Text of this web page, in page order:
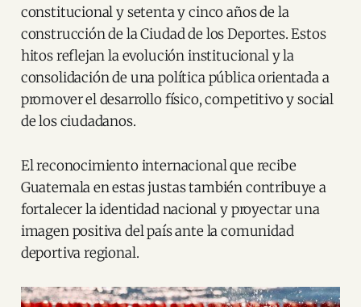
constitucional y setenta y cinco años de la
construcción de la Ciudad de los Deportes. Estos
hitos reflejan la evolución institucional y la
consolidación de una política pública orientada a
promover el desarrollo físico, competitivo y social
de los ciudadanos.
El reconocimiento internacional que recibe
Guatemala en estas justas también contribuye a
fortalecer la identidad nacional y proyectar una
imagen positiva del país ante la comunidad
deportiva regional.